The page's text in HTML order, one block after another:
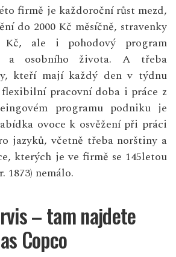
firmě je každoroční růst mezd,
do 2000 Kč měsíčně, stravenky
ale i pohodový program
a osobního života. A třeba
kteří mají každý den v týdnu
pracovní doba i práce z
programu podniku je
ovoce k osvěžení při práci
jazyků, včetně třeba norštiny a
kterých je ve firmě se 145letou
1873) nemálo.
– tam najdete
Copco